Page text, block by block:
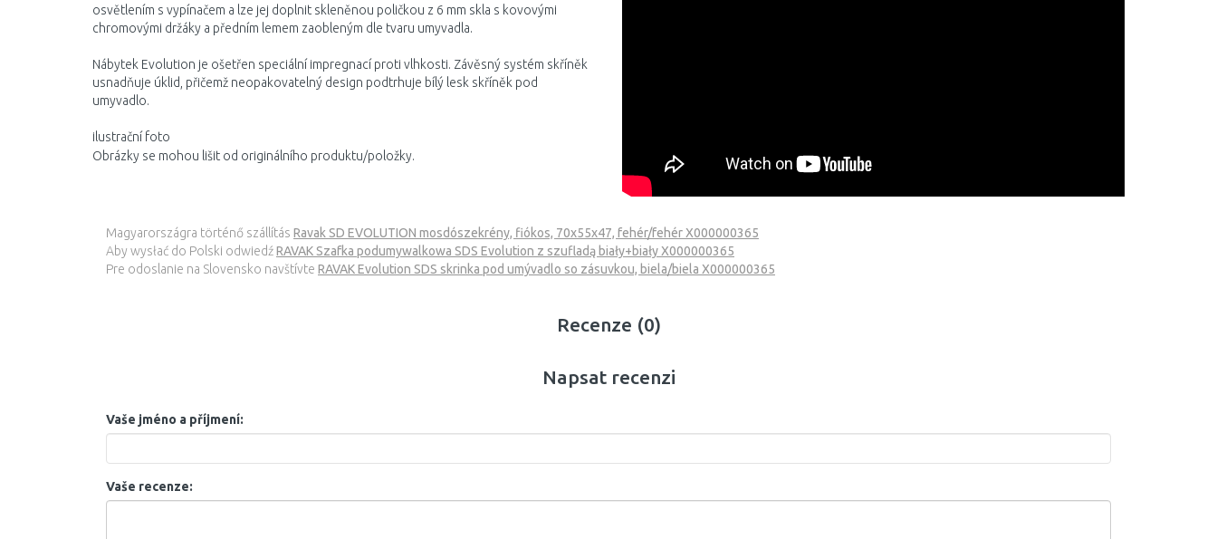
osvětlením s vypínačem a lze jej doplnit skleněnou poličkou z 6 mm skla s kovovými
chromovými držáky a předním lemem zaobleným dle tvaru umyvadla.
Nábytek Evolution je ošetřen speciální impregnací proti vlhkosti. Závěsný systém skříněk
usnadňuje úklid, přičemž neopakovatelný design podtrhuje bílý lesk skříněk pod
umyvadlo.
ilustrační foto
Obrázky se mohou lišit od originálního produktu/položky.
Magyarországra történő szállítás Ravak SD EVOLUTION mosdószekrény, fiókos, 70x55x47, fehér/fehér X000000365
Aby wysłać do Polski odwiedźRAVAK Szafka podumywalkowa SDS Evolution z szufladą biały+biały X000000365
Pre odoslanie na Slovensko navštívte RAVAK Evolution SDS skrinka pod umývadlo so zásuvkou, biela/biela X000000365
Recenze (0)
Napsat recenzi
Vaše jméno a příjmení:
Vaše recenze: